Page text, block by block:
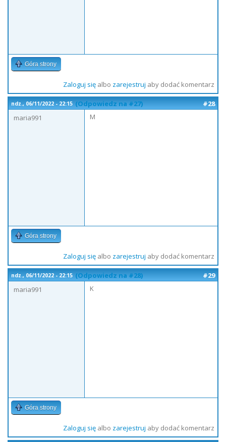
Góra strony
Zaloguj sięalbo zarejestruj aby dodać komentarz
ndz., 06/11/2022 - 22:15 (Odpowiedz na #27)
#28
maria991
M
Góra strony
Zaloguj sięalbo zarejestruj aby dodać komentarz
ndz., 06/11/2022 - 22:15 (Odpowiedz na #28)
#29
maria991
K
Góra strony
Zaloguj sięalbo zarejestruj aby dodać komentarz